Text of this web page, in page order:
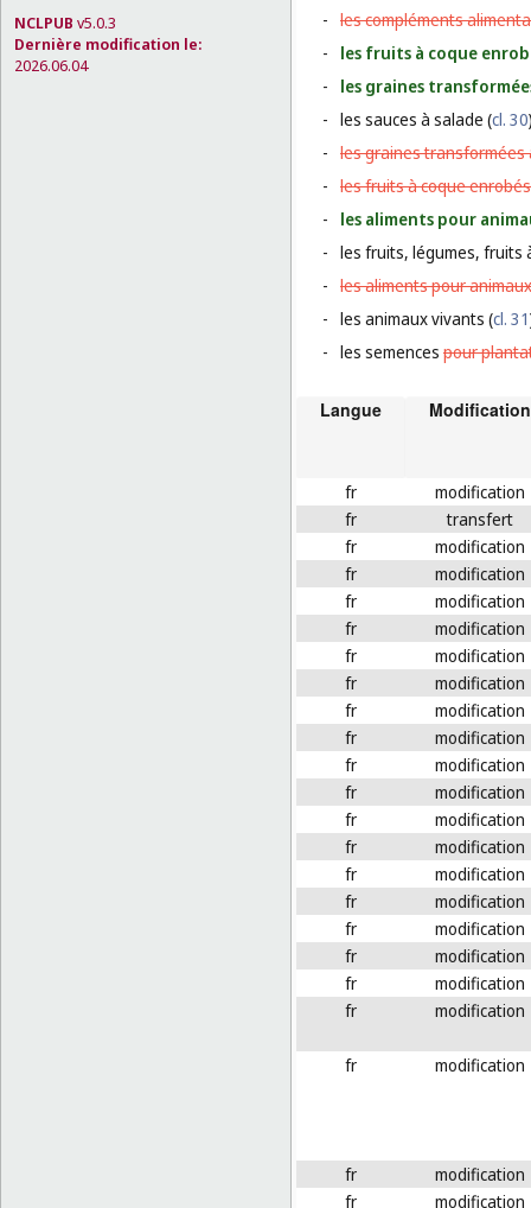
NCLPUB v5.0.3
Dernière modification le:
2026.06.04
- les compléments
-
les fruits à coque
-
les graines
- les sauces à salade (cl. 30
- les graines
- les fruits à coque
-
les aliments pour
- les fruits, légumes, fruits
- les aliments pour
- les animaux vivants (cl. 31
- les semences pour
Langue Modification
fr
modification
fr
transfert
fr
modification
fr
modification
fr
modification
fr
modification
fr
modification
fr
modification
fr
modification
fr
modification
fr
modification
fr
modification
fr
modification
fr
modification
fr
modification
fr
modification
fr
modification
fr
modification
fr
modification
fr
modification
fr modification
fr
modification
fr
modification